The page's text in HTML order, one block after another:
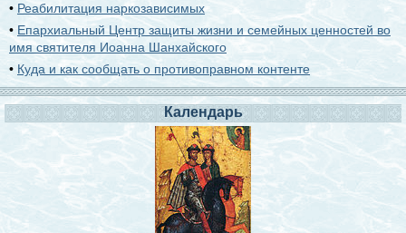
• Реабилитация наркозависимых
• Епархиальный Центр защиты жизни и семейных ценностей во
имя святителя Иоанна Шанхайского
• Куда и как сообщать о противоправном контенте
Календарь